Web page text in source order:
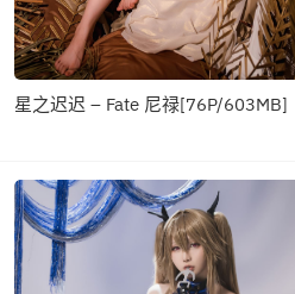
星之迟迟 – Fate 尼禄[76P/603MB]